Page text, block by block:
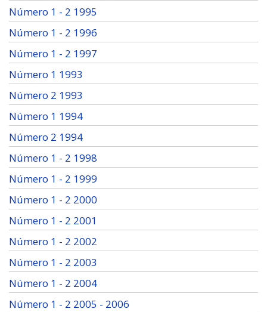
Número 1 - 2 1995
Número 1 - 2 1996
Número 1 - 2 1997
Número 1 1993
Número 2 1993
Número 1 1994
Número 2 1994
Número 1 - 2 1998
Número 1 - 2 1999
Número 1 - 2 2000
Número 1 - 2 2001
Número 1 - 2 2002
Número 1 - 2 2003
Número 1 - 2 2004
Número 1 - 2 2005 - 2006